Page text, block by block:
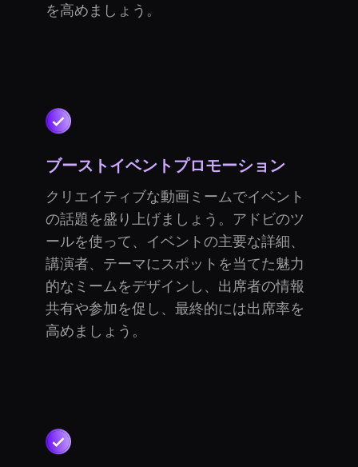
を高めましょう。
ブーストイベントプロモーション
クリエイティブな動画ミームでイベント
の話題を盛り上げましょう。アドビのツ
ールを使って、イベントの主要な詳細、
講演者、テーマにスポットを当てた魅力
的なミームをデザインし、出席者の情報
共有や参加を促し、最終的には出席率を
高めましょう。